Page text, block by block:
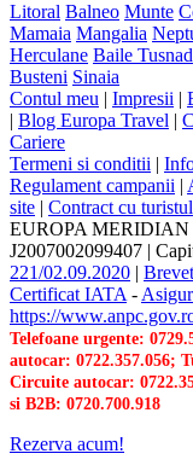
Litoral Balneo Munte
Mamaia Mangalia
Herculane Baile Tusnad
Busteni Sinaia
Contul meu | Impresii |
| Blog Europa Travel |
Cariere
Termeni si conditii |
Regulament campanii |
site | Contract cu turistul
EUROPA MERIDIAN
J2007002099407 |
221/02.09.2020 |
Certificat IATA -
https://
Telefoane urgente:
autocar: 0722.357.056;
Circuite autocar:
si B2B: 0720.700.918
Rezerva acum!